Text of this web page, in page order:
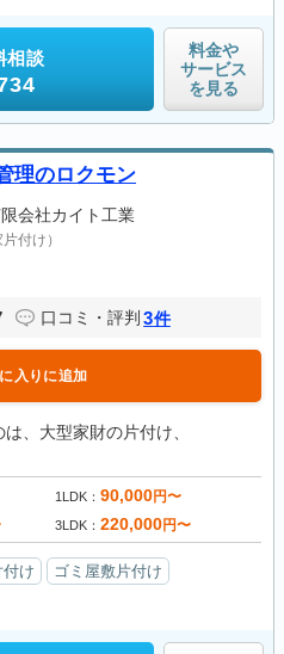
相談
料金や
サービス
を見る
理のロクモン
会社カイト工業
付け）
口コミ・評判 3件
入りに追加
、大型家財の片付け、
1LDK 90,000円〜
3LDK 220,000円〜
付け
ゴミ屋敷片付け